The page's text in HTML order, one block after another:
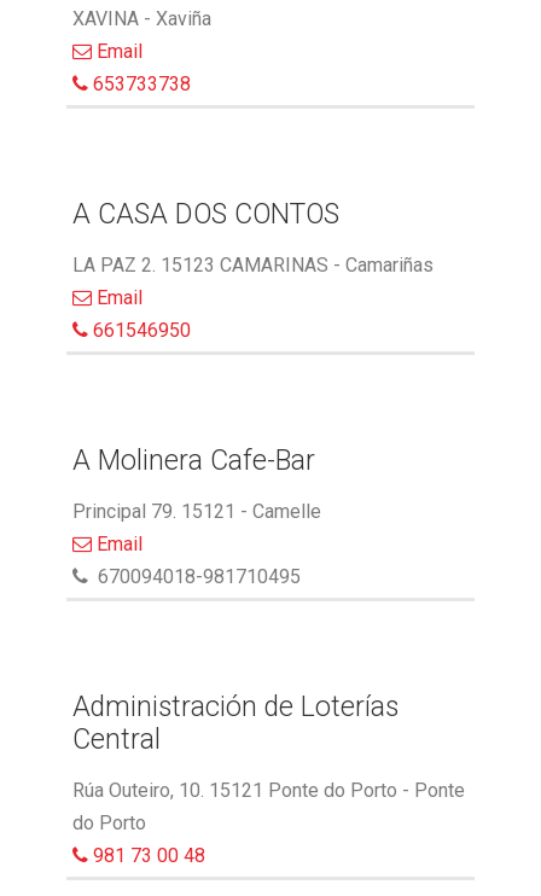
XAVINA - Xaviña
Email
653733738
A CASA DOS CONTOS
LA PAZ 2. 15123 CAMARINAS - Camariñas
Email
661546950
A Molinera Cafe-Bar
Principal 79. 15121 - Camelle
Email
670094018-981710495
Administración de Loterías
Central
Rúa Outeiro, 10. 15121 Ponte do Porto - Ponte
do Porto
981 73 00 48